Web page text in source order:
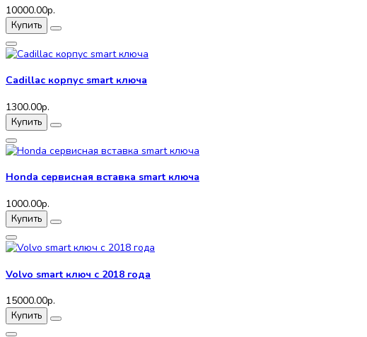
10000.00р.
Купить
Cadillac корпус smart ключа
1300.00р.
Купить
Honda сервисная вставка smart ключа
1000.00р.
Купить
Volvo smart ключ с 2018 года
15000.00р.
Купить